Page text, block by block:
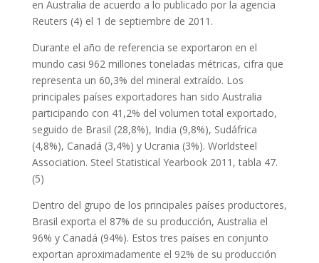
en Australia de acuerdo a lo publicado por la agencia
Reuters (4) el 1 de septiembre de 2011.
Durante el año de referencia se exportaron en el
mundo casi 962 millones toneladas métricas, cifra que
representa un 60,3% del mineral extraído. Los
principales países exportadores han sido Australia
participando con 41,2% del volumen total exportado,
seguido de Brasil (28,8%), India (9,8%), Sudáfrica
(4,8%), Canadá (3,4%) y Ucrania (3%). Worldsteel
Association. Steel Statistical Yearbook 2011, tabla 47.
(5)
Dentro del grupo de los principales países productores,
Brasil exporta el 87% de su producción, Australia el
96% y Canadá (94%). Estos tres países en conjunto
exportan aproximadamente el 92% de su producción